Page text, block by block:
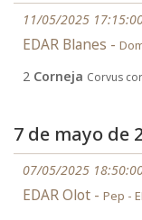
11/05/2025
EDAR Blanes -
2 Corneja Corvus
7 de mayo de
07/05/2025
EDAR Olot - Pep -